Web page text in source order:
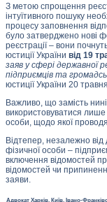
З метою спрощення
інтуїтивного пошуку
процесу заповнення
було затверджено нові
реєстрації – вони
юстиції України від 19
заяв у сфері державної
підприємців та
юстиції України 20
Важливо, що замість
використовуватися
особи, щодо якої
Відтепер, незалежно
фізичної особи –
включення відомостей
відомостей чи
заяви.
Адвокат Харків, Київ, Івано-